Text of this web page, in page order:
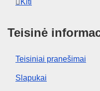
Teisinė
Teisiniai pranešimai
Slapukai